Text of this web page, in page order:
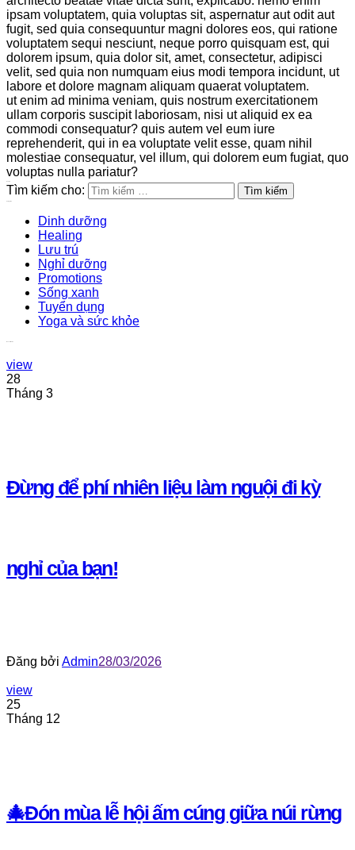
ipsam voluptatem, quia voluptas sit, aspernatur aut odit aut
fugit, sed quia consequuntur magni dolores eos, qui ratione
voluptatem sequi nesciunt, neque porro quisquam est, qui
dolorem ipsum, quia dolor sit, amet, consectetur, adipisci
velit, sed quia non numquam eius modi tempora incidunt, ut
labore et dolore magnam aliquam quaerat voluptatem.
ut enim ad minima veniam, quis nostrum exercitationem
ullam corporis suscipit laboriosam, nisi ut aliquid ex ea
commodi consequatur? quis autem vel eum iure
reprehenderit, qui in ea voluptate velit esse, quam nihil
molestiae consequatur, vel illum, qui dolorem eum fugiat, quo
voluptas nulla pariatur?
Tìm kiếm cho:
Dinh dưỡng
Healing
Lưu trú
Nghỉ dưỡng
Promotions
Sống xanh
Tuyển dụng
Yoga và sức khỏe
view
28
Tháng 3
Đừng để phí nhiên liệu làm nguội đi kỳ
nghỉ của bạn!
Đăng bởi Admin28/03/2026
view
25
Tháng 12
🎄Đón mùa lễ hội ấm cúng giữa núi rừng